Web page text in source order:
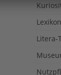
Lexikon
Litera-